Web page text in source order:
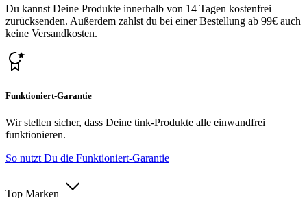
Du kannst Deine Produkte innerhalb von 14 Tagen kostenfrei
zurücksenden. Außerdem zahlst du bei einer Bestellung ab 99€ auch
keine Versandkosten.
Funktioniert-Garantie
Wir stellen sicher, dass Deine tink-Produkte alle einwandfrei
funktionieren.
So nutzt Du die Funktioniert-Garantie
Top Marken